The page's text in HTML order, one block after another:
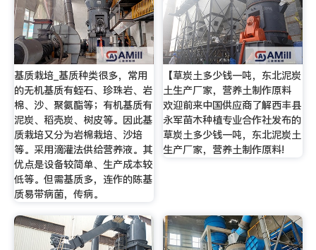
基质栽培_基质种类很多，常用
的无机基质有蛭石、珍珠岩、岩
棉、沙、聚氨酯等；有机基质有
泥炭、稻壳炭、树皮等。因此基
质栽培又分为岩棉栽培、沙培
等。采用滴灌法供给营养液。其
优点是设备较简单、生产成本较
低等。但需基质多，连作的陈基
质易带病菌，传病。
【草炭土多少钱一吨，东北泥炭
土生产厂家，营养土制作原料
欢迎前来中国供应商了解西丰县
永军苗木种植专业合作社发布的
草炭土多少钱一吨，东北泥炭土
生产厂家，营养土制作原料!